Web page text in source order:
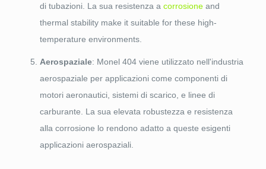
di tubazioni. La sua resistenza a corrosione and
thermal stability make it suitable for these high-
temperature environments.
Aerospaziale: Monel 404 viene utilizzato nell'industria
aerospaziale per applicazioni come componenti di
motori aeronautici, sistemi di scarico, e linee di
carburante. La sua elevata robustezza e resistenza
alla corrosione lo rendono adatto a queste esigenti
applicazioni aerospaziali.